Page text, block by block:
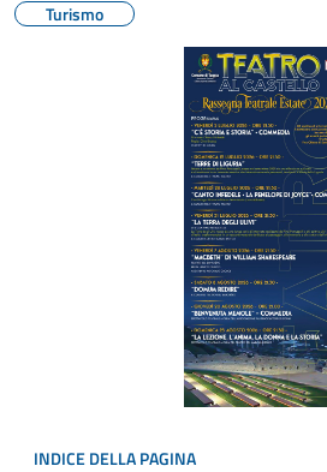
Turismo
INDICE DELLA PAGINA